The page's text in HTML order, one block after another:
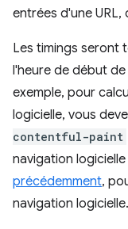
entrées d'une URL,
Les timings seront
l'heure de début
exemple, pour
logicielle, vous
contentful-paint
navigation
précédemment,
navigation logicielle.